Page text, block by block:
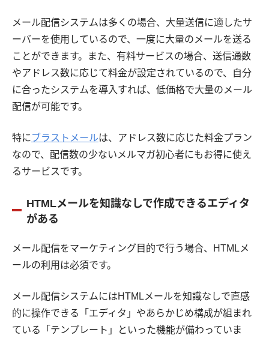
メール配信システムは多くの場合、大量送信に適したサ
ーバーを使用しているので、一度に大量のメールを送る
ことができます。また、有料サービスの場合、送信通数
やアドレス数に応じて料金が設定されているので、自分
に合ったシステムを導入すれば、低価格で大量のメール
配信が可能です。
特にブラストメールは、アドレス数に応じた料金プラン
なので、配信数の少ないメルマガ初心者にもお得に使え
るサービスです。
HTMLメールを知識なしで作成できるエディタ
がある
メール配信をマーケティング目的で行う場合、HTMLメ
ールの利用は必須です。
メール配信システムにはHTMLメールを知識なしで直感
的に操作できる「エディタ」やあらかじめ構成が組まれ
ている「テンプレート」といった機能が備わっていま